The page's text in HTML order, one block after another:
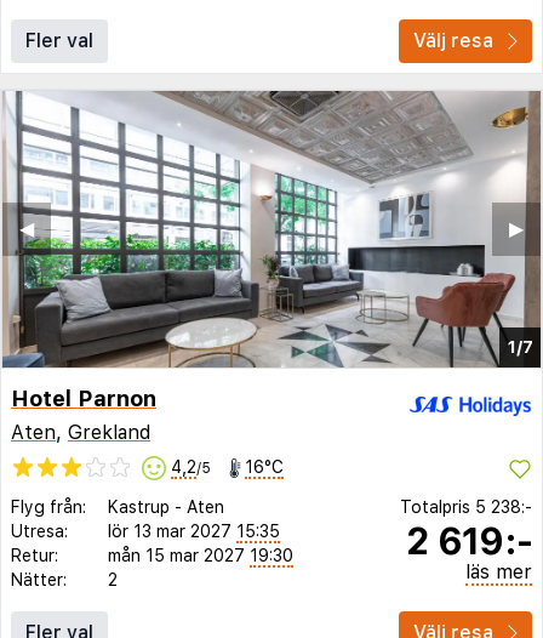
Fler val Välj resa
1/7
▶︎
◀︎
Hotel Parnon
Aten, Grekland
4,2/5 16°C
Flyg från: Kastrup - Aten
Utresa:
lör 13 mar 2027 15:35
Retur:
mån 15 mar 2027 19:30
Nätter:
2
Totalpris 5 238:-
2 619:-
läs mer
Fler val Välj resa